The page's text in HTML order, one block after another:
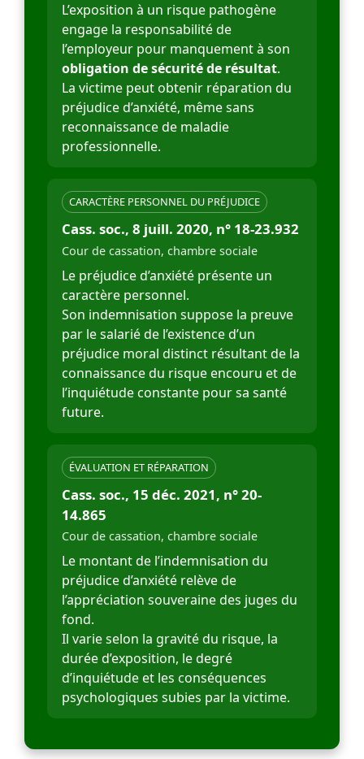
L’exposition à un risque pathogène
engage la responsabilité de
l’employeur pour manquement à son
obligation de sécurité de résultat.
La victime peut obtenir réparation du
préjudice d’anxiété, même sans
reconnaissance de maladie
professionnelle.
CARACTÈRE PERSONNEL DU PRÉJUDICE
Cass. soc., 8 juill. 2020, n° 18-23.932
Cour de cassation, chambre sociale
Le préjudice d’anxiété présente un
caractère personnel.
Son indemnisation suppose la preuve
par le salarié de l’existence d’un
préjudice moral distinct résultant de la
connaissance du risque encouru et de
l’inquiétude constante pour sa santé
future.
ÉVALUATION ET RÉPARATION
Cass. soc., 15 déc. 2021, n° 20-
14.865
Cour de cassation, chambre sociale
Le montant de l’indemnisation du
préjudice d’anxiété relève de
l’appréciation souveraine des juges du
fond.
Il varie selon la gravité du risque, la
durée d’exposition, le degré
d’inquiétude et les conséquences
psychologiques subies par la victime.